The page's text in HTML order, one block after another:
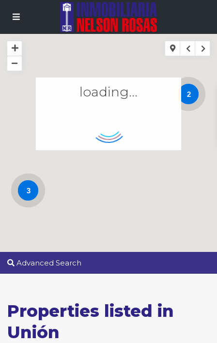
2
3
loading...
Advanced Search
Properties listed in
Unión